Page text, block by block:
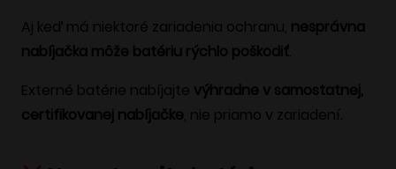
Aj keď má niektoré zariadenia ochranu, nesprávna
nabíjačka môže batériu rýchlo poškodiť.
Externé batérie nabíjajte výhradne v samostatnej,
certifikovanej nabíjačke, nie priamo v zariadení.